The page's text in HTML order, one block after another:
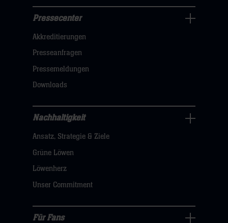
Navigation
öffnen,
dann
klicken
hier
Pressecenter
Akkreditierungen
Presseanfragen
Pressemeldungen
Downloads
Nachhaltigkeit
Navigation
öffnen,
dann
hier
Nachhaltigkeit
Ansatz, Strategie & Ziele
Grüne Löwen
Löwenherz
Unser Commitment
Für Fans